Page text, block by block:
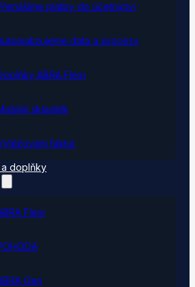
platby do účetnictví
data a procesy
ABRA Flexi
skladník
faktur
doplňky
Flexi
Gen